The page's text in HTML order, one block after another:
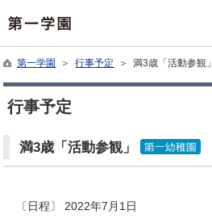
第一学園 ＞行事予定 ＞ 満3歳「活動参観」
行事予定
満3歳「活動参観」
〔日程〕 2022年7月1日